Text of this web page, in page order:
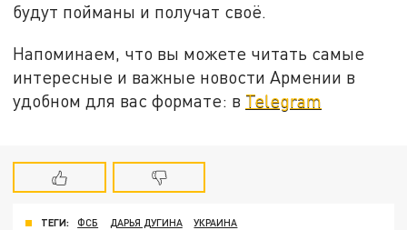
будут пойманы и получат своё.
Напоминаем, что вы можете читать самые
интересные и важные новости Армении в
удобном для вас формате: в Telegram
ТЕГИ: ФСБ ДАРЬЯ ДУГИНА УКРАИНА